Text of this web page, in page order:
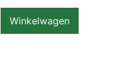
Winkelwagen